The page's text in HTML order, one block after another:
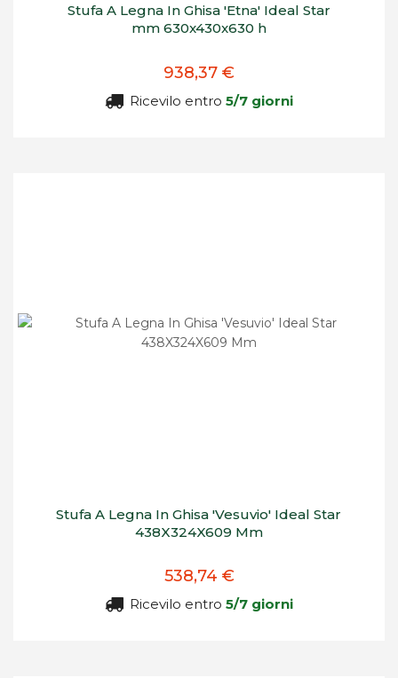
Stufa A Legna In Ghisa 'Etna' Ideal Star
mm 630x430x630 h
938,37 €
Ricevilo entro 5/7 giorni
Stufa A Legna In Ghisa 'Vesuvio' Ideal Star
438X324X609 Mm
538,74 €
Ricevilo entro 5/7 giorni